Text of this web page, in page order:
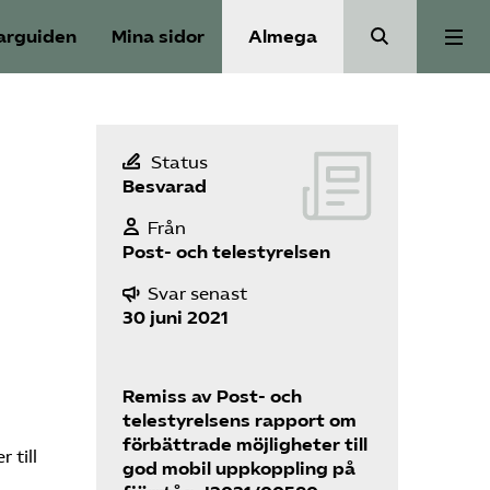
Mina sidor Almega
Reformagenda för järnvägen
Våra frågor
Om oss
till
Status
Besvarad
Från
Post- och telestyrelsen
Svar senast
30 juni 2021
Remiss av Post- och
telestyrelsens rapport om
förbättrade möjligheter till
god mobil uppkoppling på